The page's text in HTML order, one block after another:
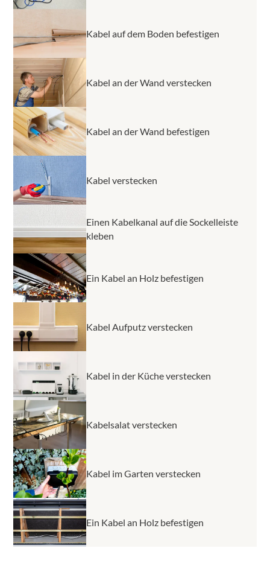
Kabel auf dem Boden befestigen
Kabel an der Wand verstecken
Kabel an der Wand befestigen
Kabel verstecken
Einen Kabelkanal auf die Sockelleiste
kleben
Ein Kabel an Holz befestigen
Kabel Aufputz verstecken
Kabel in der Küche verstecken
Kabelsalat verstecken
Kabel im Garten verstecken
Ein Kabel an Holz befestigen